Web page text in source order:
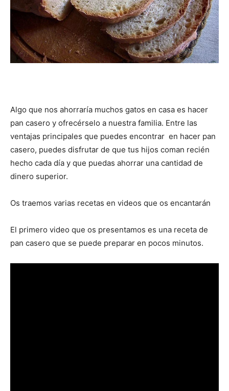
|
Cocina
Online
|
Algo que nos ahorraría muchos gatos en casa es hacer
pan casero y ofrecérselo a nuestra familia. Entre las
ventajas principales que puedes encontrar en hacer pan
casero, puedes disfrutar de que tus hijos coman recién
hecho cada día y que puedas ahorrar una cantidad de
dinero superior.
Os traemos varias recetas en videos que os encantarán
El primero video que os presentamos es una receta de
pan casero que se puede preparar en pocos minutos.